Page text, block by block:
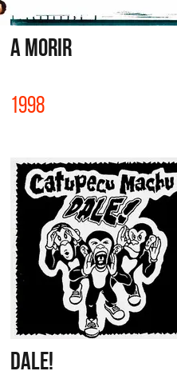
A MORIR
1998
DALE!